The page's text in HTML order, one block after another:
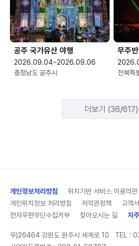
공주 국가유산 야행
2026.09.04~2026.09.06
충청남도 공주시
무주
전북특
더보기 (36/617)
개인정보처리방침
위치기반 서비스 이용약관
개인위치정보 처리방침
저작권정책
고객
전자우편무단수집거부
찾아오시는 길 자
우)26464 강원도 원주시 세계로 10 TEL :